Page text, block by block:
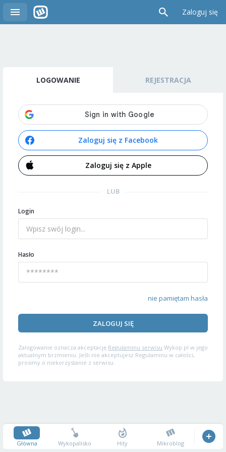
Zaloguj się
LOGOWANIE REJESTRACJA
Zaloguj się z Facebook
Zaloguj się z Apple
LUB
Login
Hasło
nie pamiętam hasła
ZALOGUJ SIĘ
Zalogowanie oznacza akceptację Regulaminu serwisu Wykop.pl w jego
aktualnym brzmieniu. Jeśli nie akceptujesz Regulaminu w całości,
prosimy o niekorzystanie z serwisu.
Główna Wykopalisko Hity Mikroblog